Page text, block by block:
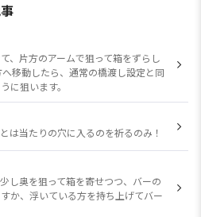
、片方のアームで狙って箱をずらし
移動したら、通常の橋渡し設定と同
に狙います。
は当たりの穴に入るのを祈るのみ！
し奥を狙って箱を寄せつつ、バーの
か、浮いている方を持ち上げてバー